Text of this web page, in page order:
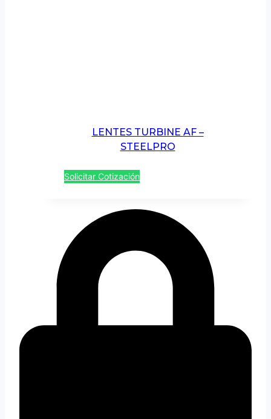
LENTES TURBINE AF –
STEELPRO
Solicitar Cotización